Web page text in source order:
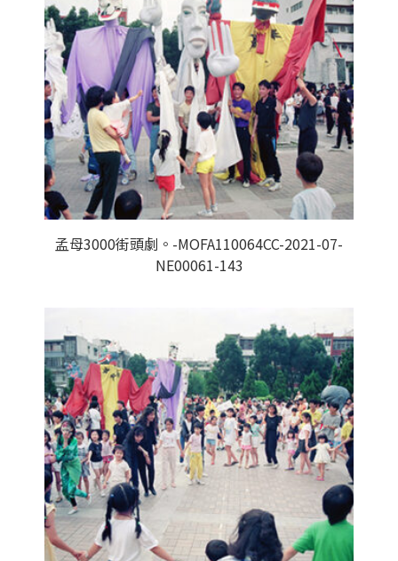
孟母3000街頭劇。-MOFA110064CC-2021-07-
NE00061-143